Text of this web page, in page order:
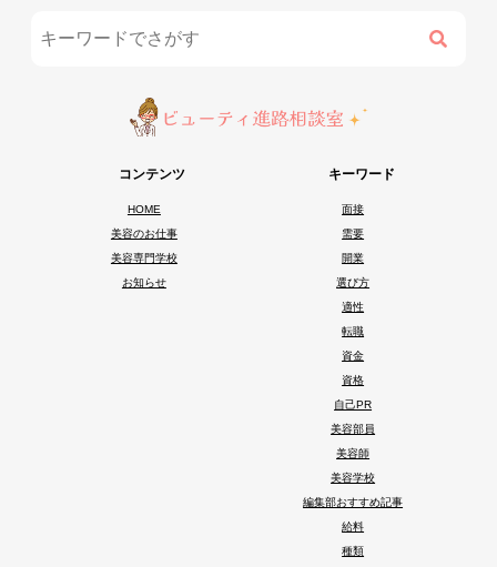
コンテンツ
HOME
美容のお仕事
美容専門学校
お知らせ
キーワード
面接
需要
開業
選び方
適性
転職
資金
資格
自己PR
美容部員
美容師
美容学校
編集部おすすめ記事
給料
種類